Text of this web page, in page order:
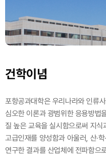
건학이념
포항공과대학은 우리나라와 인류
심오한 이론과 광범위한 응용방법
질 높은 교육을 실시함으로써 지식
고급인재를 양성함과 아울러, 산·
연구한 결과를 산업체에 전파함으